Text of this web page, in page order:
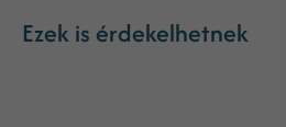
Ezek is érdekelhetnek